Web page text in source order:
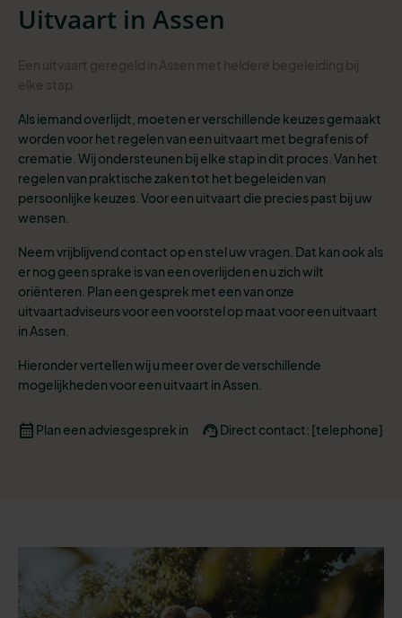
Uitvaart in Assen
Als iemand overlijdt, moeten er verschillende keuzes gemaakt
worden voor het regelen van een uitvaart met begrafenis of
crematie. Wij ondersteunen bij elke stap in dit proces. Van het
regelen van praktische zaken tot het begeleiden van
persoonlijke keuzes. Voor een uitvaart die precies past bij uw
wensen.
Neem vrijblijvend contact op en stel uw vragen. Dat kan ook als
er nog geen sprake is van een overlijden en u zich wilt
oriënteren. Plan een gesprek met een van onze
uitvaartadviseurs voor een voorstel op maat voor een uitvaart
in Assen.
Hieronder vertellen wij u meer over de verschillende
mogelijkheden voor een uitvaart in Assen.
Plan een adviesgesprek in Direct contact: [telephone]